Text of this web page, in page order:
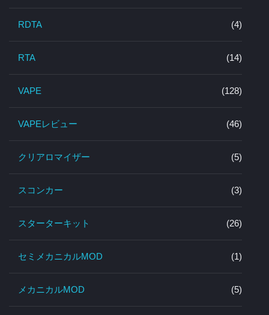
RDTA (4)
RTA (14)
VAPE (128)
VAPEレビュー (46)
クリアロマイザー (5)
スコンカー (3)
スターターキット (26)
セミメカニカルMOD (1)
メカニカルMOD (5)